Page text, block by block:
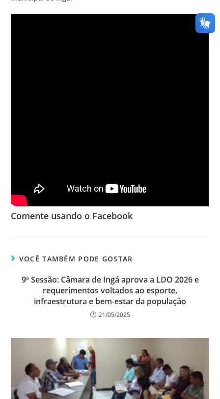
Comente usando o Facebook
VOCÊ TAMBÉM PODE GOSTAR
9ª Sessão: Câmara de Ingá aprova a LDO 2026 e
requerimentos voltados ao esporte,
infraestrutura e bem-estar da população
21/05/2025